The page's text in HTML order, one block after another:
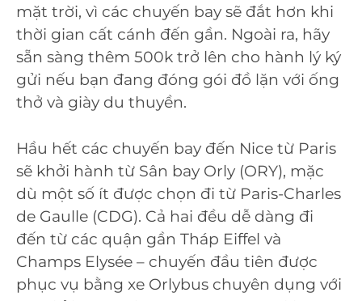
mặt trời, vì các chuyến bay sẽ đắt hơn khi
thời gian cất cánh đến gần. Ngoài ra, hãy
sẵn sàng thêm 500k trở lên cho hành lý ký
gửi nếu bạn đang đóng gói đồ lặn với ống
thở và giày du thuyền.
Hầu hết các chuyến bay đến Nice từ Paris
sẽ khởi hành từ Sân bay Orly (ORY), mặc
dù một số ít được chọn đi từ Paris-Charles
de Gaulle (CDG). Cả hai đều dễ dàng đi
đến từ các quận gần Tháp Eiffel và
Champs Elysée – chuyến đầu tiên được
phục vụ bằng xe Orlybus chuyên dụng với